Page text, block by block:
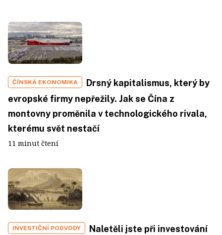
ČÍNSKÁ EKONOMIKA
Drsný kapitalismus, který by
evropské firmy nepřežily. Jak se Čína z
montovny proměnila v technologického rivala,
kterému svět nestačí
11 minut čtení
INVESTIČNÍ PODVODY
Naletěli jste při investování